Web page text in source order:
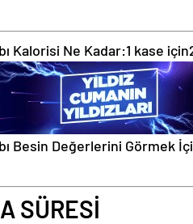
Kalorisi Ne Kadar:1 kase için
Besin Değerlerini Görmek
SÜRESİ